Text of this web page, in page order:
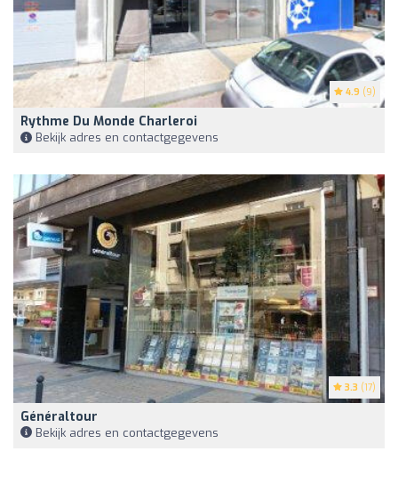
4.9 (9)
Rythme Du Monde Charleroi
Bekijk adres en contactgegevens
3.3 (17)
Généraltour
Bekijk adres en contactgegevens